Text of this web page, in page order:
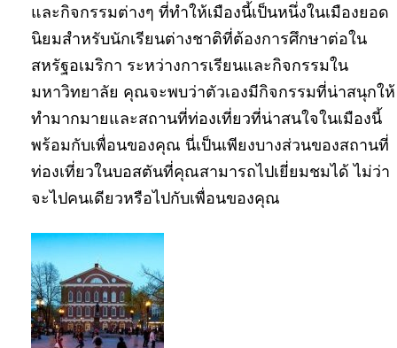
และกิจกรรมต่างๆ ที่ทำให้เมืองนี้เป็นหนึ่งในเมืองยอด
นิยมสำหรับนักเรียนต่างชาติที่ต้องการศึกษาต่อใน
สหรัฐอเมริกา ระหว่างการเรียนและกิจกรรมใน
มหาวิทยาลัย คุณจะพบว่าตัวเองมีกิจกรรมที่น่าสนุกให้
ทำมากมายและสถานที่ท่องเที่ยวที่น่าสนใจในเมืองนี้
พร้อมกับเพื่อนของคุณ นี่เป็นเพียงบางส่วนของสถานที่
ท่องเที่ยวในบอสตันที่คุณสามารถไปเยี่ยมชมได้ ไม่ว่า
จะไปคนเดียวหรือไปกับเพื่อนของคุณ